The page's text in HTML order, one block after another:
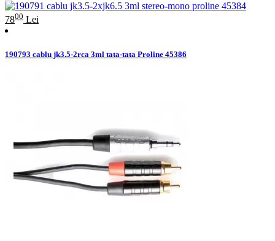
7800 Lei
190793 cablu jk3.5-2rca 3ml tata-tata Proline 45386